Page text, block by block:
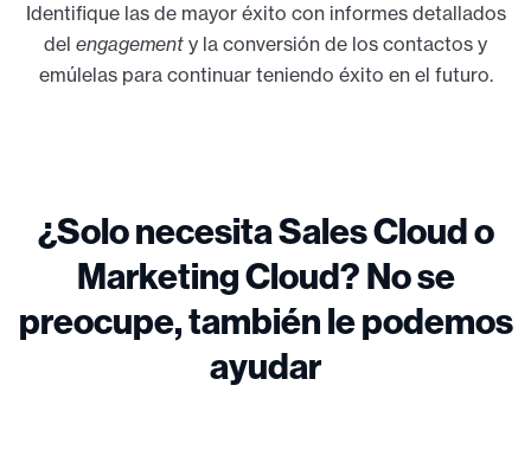
Identifique las de mayor éxito con informes detallados
del engagement y la conversión de los contactos y
emúlelas para continuar teniendo éxito en el futuro.
¿Solo necesita Sales Cloud o
Marketing Cloud? No se
preocupe, también le podemos
ayudar